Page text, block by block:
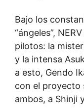
Bajo los
“ángeles”,
pilotos: la
y la intensa
a esto, Gendo
con el proyecto
ambos, a Shinji